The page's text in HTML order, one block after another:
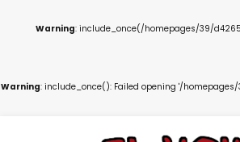
Warning: include_once(/homepages/39/
Warning: include_once(): Failed opening '/